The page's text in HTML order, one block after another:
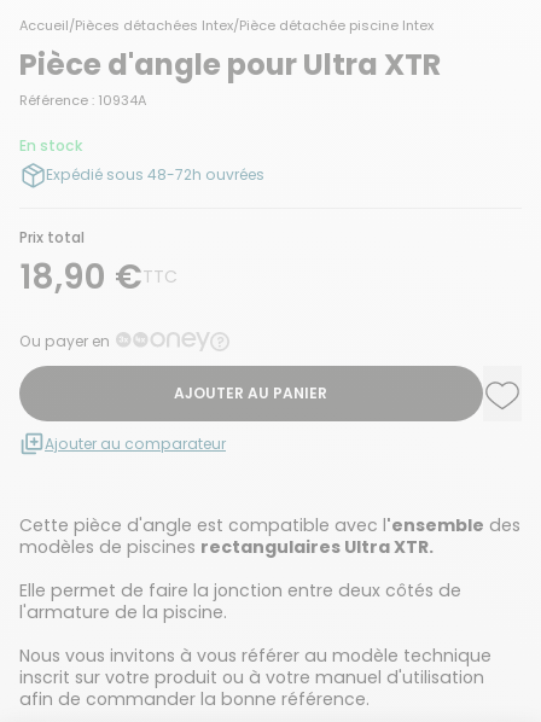
Accueil/Pièces détachées Intex/Pièce détachée piscine Intex
Pièce d'angle pour Ultra XTR
Référence : 10934A
En stock
Expédié sous 48-72h ouvrées
Prix total
18,90 €TTC
Ou payer en
AJOUTER AU PANIER
Ajouter au comparateur
Cette pièce d'angle est compatible avec l'ensemble des
modèles de piscines rectangulaires Ultra XTR.
Elle permet de faire la jonction entre deux côtés de
l'armature de la piscine.
Nous vous invitons à vous référer au modèle technique
inscrit sur votre produit ou à votre manuel d'utilisation
afin de commander la bonne référence.